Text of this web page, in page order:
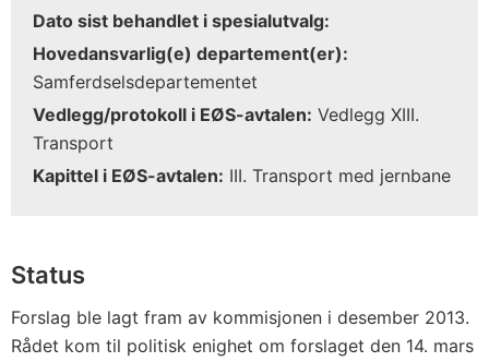
Dato sist behandlet i spesialutvalg:
Hovedansvarlig(e) departement(er):
Samferdselsdepartementet
Vedlegg/protokoll i EØS-avtalen: Vedlegg XIII.
Transport
Kapittel i EØS-avtalen: III. Transport med jernbane
Status
Forslag ble lagt fram av kommisjonen i desember 2013.
Rådet kom til politisk enighet om forslaget den 14. mars